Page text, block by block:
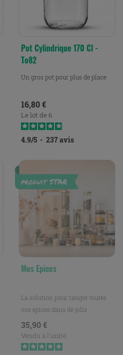
Pot Cylindrique 170 Cl -
To82
Un gros pot pour plus de place
Prix
16,80 €
Le lot de 6
4.9/5 - 237avis
Mes Epices
La solution pour ranger toutes
vos épices dans de jolis
petits bocaux.
Prix
35,90 €
Vendu à l'unité